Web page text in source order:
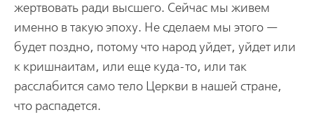
жертвовать ради высшего. Сейчас мы живем
именно в такую эпоху. Не сделаем мы этого —
будет поздно, потому что народ уйдет, уйдет или
к кришнаитам, или еще куда-то, или так
расслабится само тело Церкви в нашей стране,
что распадется.